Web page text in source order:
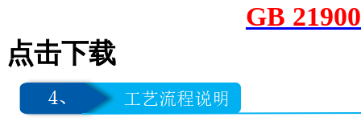
GB
点击下载